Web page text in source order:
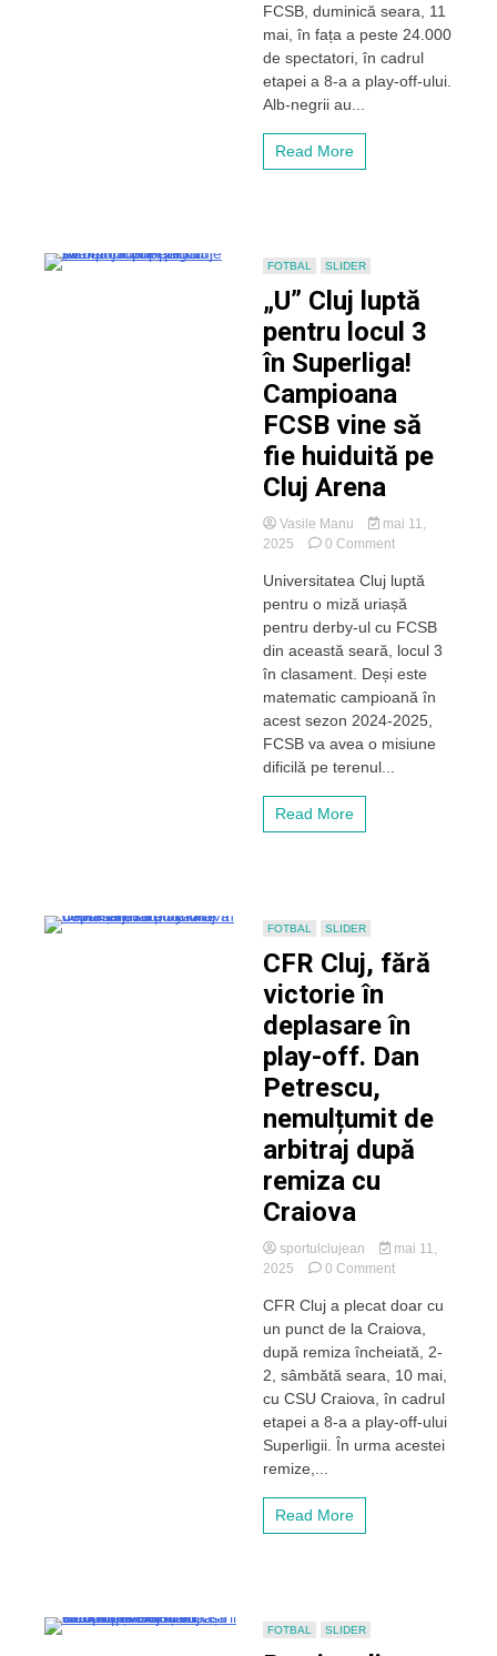
duelul
cu
campioana
FCSB,
lupta
pentru
un
loc
cupă
europeană
FCSB, duminică seara, 11
mai, în fața a peste 24.000
de spectatori, în cadrul
etapei a 8-a a play-off-ului.
Alb-negrii au...
Read More
FOTBAL SLIDER
„U” Cluj luptă
pentru locul 3
în Superliga!
Campioana
FCSB vine să
fie huiduită pe
Cluj Arena
Vasile Manu
mai 11,
2025
0 Commenton
Cluj
luptă
pentru
locul
în
Superliga!
Campioana
FCSB
Universitatea Cluj luptă
pentru o miză uriașă
pentru derby-ul cu FCSB
din această seară, locul 3
în clasament. Deși este
matematic campioană în
acest sezon 2024-2025,
FCSB va avea o misiune
dificilă pe terenul...
Read More
FOTBAL SLIDER
CFR Cluj, fără
victorie în
deplasare în
play-off. Dan
Petrescu,
nemulțumit de
arbitraj după
remiza cu
Craiova
sportulclujean
mai 11,
2025
0 Commenton
Cluj,
fără
victorie
în
deplasare
în
play-
off.
CFR Cluj a plecat doar cu
un punct de la Craiova,
după remiza încheiată, 2-
2, sâmbătă seara, 10 mai,
cu CSU Craiova, în cadrul
etapei a 8-a a play-off-ului
Superligii. În urma acestei
remize,...
Read More
FOTBAL SLIDER